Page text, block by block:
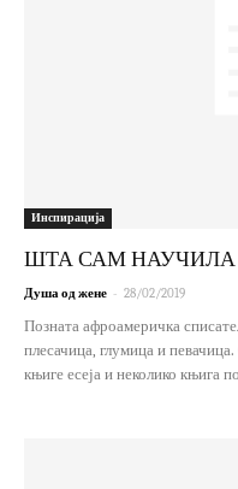
Инспирација
ШТА САМ НАУЧИЛА
Душа од жене - 28/02/2019
Позната афроамеричка
плесачица, глумица и
књиге есеја и неколико књига